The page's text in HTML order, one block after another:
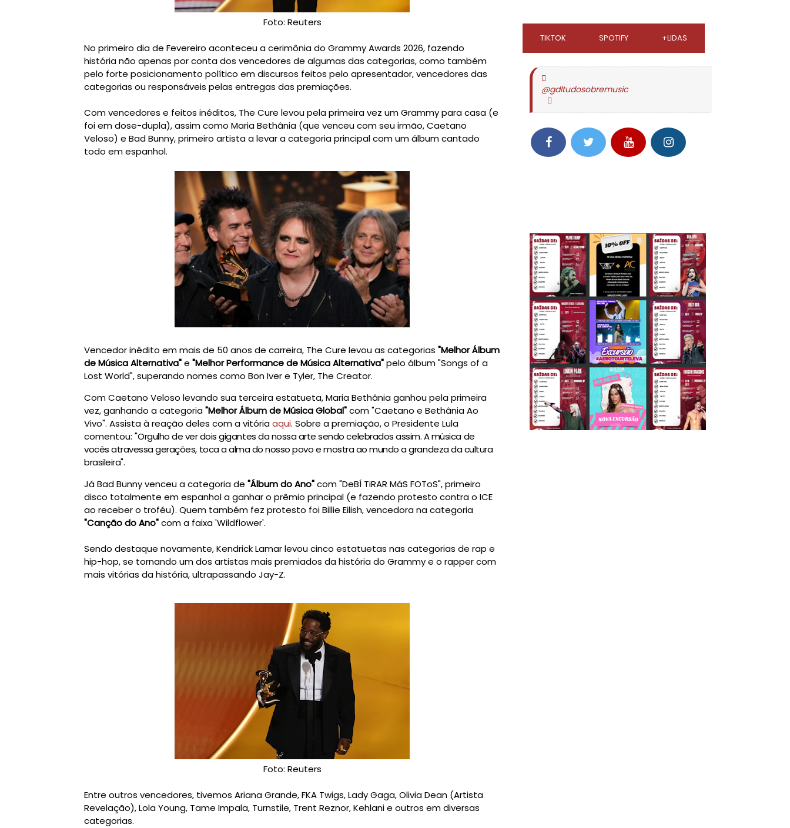
Foto: Reuters
No primeiro dia de Fevereiro aconteceu a cerimônia do Grammy Awards 2026, fazendo
história não apenas por conta dos vencedores de algumas das categorias, como também
pelo forte posicionamento político em discursos feitos pelo apresentador, vencedores das
categorias ou responsáveis pelas entregas das premiações.
Com vencedores e feitos inéditos, The Cure levou pela primeira vez um Grammy para casa (e
foi em dose-dupla), assim como Maria Bethânia (que venceu com seu irmão, Caetano
Veloso) e Bad Bunny, primeiro artista a levar a categoria principal com um álbum cantado
todo em espanhol.
Vencedor inédito em mais de 50 anos de carreira, The Cure levou as categorias "Melhor Álbum
de Música Alternativa"e "Melhor Performance de Música Alternativa"pelo álbum "Songs of a
Lost World", superando nomes como Bon Iver e Tyler, The Creator.
Com Caetano Veloso levando sua terceira estatueta, Maria Bethânia ganhou pela primeira
vez, ganhando a categoria"Melhor Álbum de Música Global"com "Caetano e Bethânia Ao
Vivo". Assista à reação deles com a vitóriaaqui. Sobre a premiação, o Presidente Lula
comentou: "Orgulho de ver dois gigantes da nossa arte sendo celebrados assim. A música de
vocês atravessa gerações, toca a alma do nosso povo e mostra ao mundo a grandeza da cultura
brasileira".
Já Bad Bunny venceu a categoria de "Álbum do Ano"com "DeBÍ TiRAR MáS FOToS", primeiro
disco totalmente em espanhol a ganhar o prêmio principal (e fazendo protesto contra o ICE
ao receber o troféu). Quem também fez protesto foi Billie Eilish, vencedora na categoria
"Canção do Ano"com a faixa 'Wildflower'.
Sendo destaque novamente, Kendrick Lamar levou cinco estatuetas nas categorias de rap e
hip-hop, se tornando um dos artistas mais premiados da história do Grammy e o rapper com
mais vitórias da história, ultrapassando Jay-Z.
Foto: Reuters
Entre outros vencedores, tivemos Ariana Grande, FKA Twigs, Lady Gaga, Olivia Dean (Artista
Revelação), Lola Young, Tame Impala, Turnstile, Trent Reznor, Kehlani e outros em diversas
categorias.
TIKTOK SPOTIFY +LIDAS
@gdltudosobremusic